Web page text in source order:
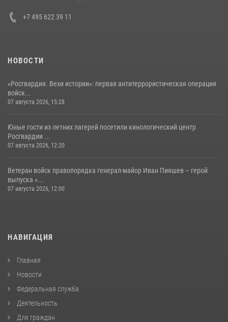
+7 495 622 39 11
НОВОСТИ
«Росгвардия. Вехи истории»: первая антитеррористическая операция
войск...
07 августа 2026, 15:28
Юные гости из летних лагерей посетили кинологический центр
Росгвардии ...
07 августа 2026, 12:20
Ветеран войск правопорядка генерал-майор Иван Пияшев – герой
выпуска «...
07 августа 2026, 12:00
НАВИГАЦИЯ
Главная
Новости
Федеральная служба
Деятельность
Для граждан